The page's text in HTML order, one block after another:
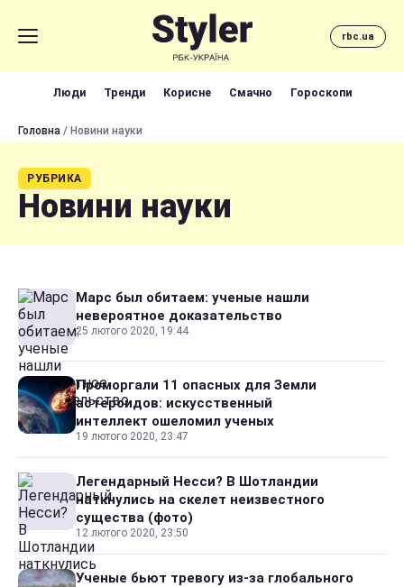
rbc.ua
Люди Тренди Корисне Смачно Гороскопи
Головна / Новини науки
РУБРИКА
Новини науки
Марс был обитаем: ученые нашли
невероятное доказательство
25 лютого 2020, 19:44
Проморгали 11 опасных для Земли
астероидов: искусственный
интеллект ошеломил ученых
19 лютого 2020, 23:47
Легендарный Несси? В Шотландии
наткнулись на скелет неизвестного
существа (фото)
12 лютого 2020, 23:50
Ученые бьют тревогу из-за глобального